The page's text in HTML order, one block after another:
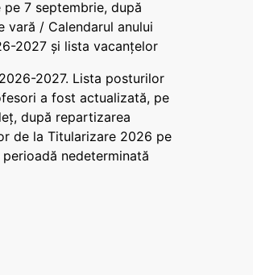
7 septembrie, după
vară / Calendarul anului
2027 și lista vacanțelor
2027. Lista posturilor
a fost actualizată, pe
după repartizarea
de la Titularizare 2026 pe
nedeterminată